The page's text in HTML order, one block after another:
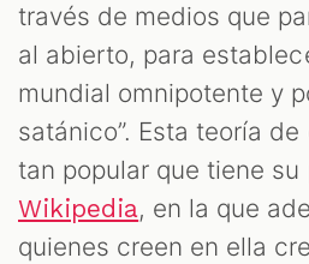
través de medios que
al abierto, para
mundial omnipotente y
satánico”. Esta teoría
tan popular que tiene su
Wikipedia, en la que
quienes creen en ella